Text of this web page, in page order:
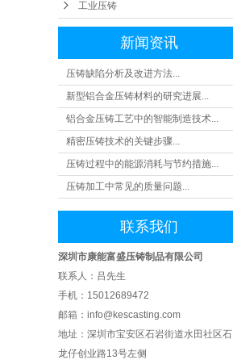
工业压铸
新闻资讯
压铸缺陷分析及改进方法...
新型铝合金压铸材料的研究进展...
铝合金压铸工艺中的智能制造技术...
精密压铸技术的关键步骤...
压铸过程中的能源消耗与节约措施...
压铸加工中常见的质量问题...
联系我们
深圳市康能富盛压铸制品有限公司
联系人：吕先生
手机：15012689472
邮箱：info@kescasting.com
地址：深圳市宝安区石岩街道水田社区 石
龙仔创业路13号左侧